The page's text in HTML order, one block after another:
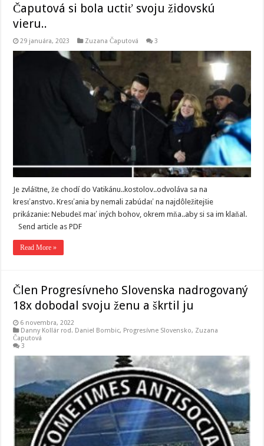
Čaputová si bola uctiť svoju židovskú
vieru..
29 januára, 2023 Zuzana Čaputová 3
Je zvláštne, že chodí do Vatikánu..kostolov..odvoláva sa na
kresťanstvo. Kresťania by nemali zabúdať na najdôležitejšie
prikázanie: Nebudeš mať iných bohov, okrem mňa..aby si sa im klaňal.
Send article as PDF
Read More »
Člen Progresívneho Slovenska nadrogovaný
18x dobodal svoju ženu a škrtil ju
6 novembra, 2022
Danny Kollár rod. Daniel Bombic, Progresívne Slovensko, Zuzana
Čaputová
3